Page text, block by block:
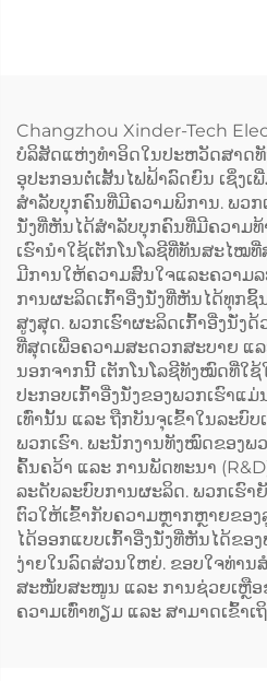
Changzhou Xinder-Tech
ບໍລິສັດແຫ່ງທຳອິດໃນປະຫວັດສາດ
ອຸປະກອນຕໍ່ເສັ້ນໄຟຟ້າລົດຍົນ ເຊິ່ງ
ສຳລັບບຸກຄົນທີ່ມີຄວາມພິການ. ພວກ
ນັ່ງທີ່ຫັນໄດ້ສຳລັບບຸກຄົນທີ່ມີຄວາມທ້
ເຮົານຳໃຊ້ເຕັກໂນໂລຊີທີ່ທັນສະໄໝ
ມີການໃຫ້ຄວາມສົນໃຈແລະຄວາມລ
ການຜະລິດເກົ້າອີ່ງນັ່ງທີ່ຫັນໄດ້ທຸກ
ສູງສຸດ. ພວກເຮົາຜະລິດເກົ້າອີ່ງນັ່ງ
ທີ່ສຸດເພື່ອຄວາມສະດວກສະບາຍ ແ
ນອກຈາກນີ້ ເຕັກໂນໂລຊີທັງໝົດທີ່ໃ
ປະກອບເກົ້າອີ່ງນັ່ງຂອງພວກເຮົາແມ່
ເທົ່ານັ້ນ ແລະ ຖືກບັນຈຸເຂົ້າໃນລະບົ
ພວກເຮົາ. ພະນັກງານທັງໝົດຂອງພ
ຄົ້ນຄວ້າ ແລະ ການພັດທະນາ
ລະດັບລະບົບການຜະລິດ. ພວກເຮົາ
ຕົວໃຫ້ເຂົ້າກັບຄວາມຫຼາກຫຼາຍຂອງ
ໄດ້ອອກແບບເກົ້າອີ່ງນັ່ງທີ່ຫັນໄດ້ຂອ
ງ່າຍໃນລົດສ່ວນໃຫຍ່. ຂອບໃຈທ່ານ
ສະໜັບສະໜູນ ແລະ ການຊ່ວຍເຫຼືອ
ຄວາມເທົ່າທຽມ ແລະ ສາມາດເຂົ້າເ